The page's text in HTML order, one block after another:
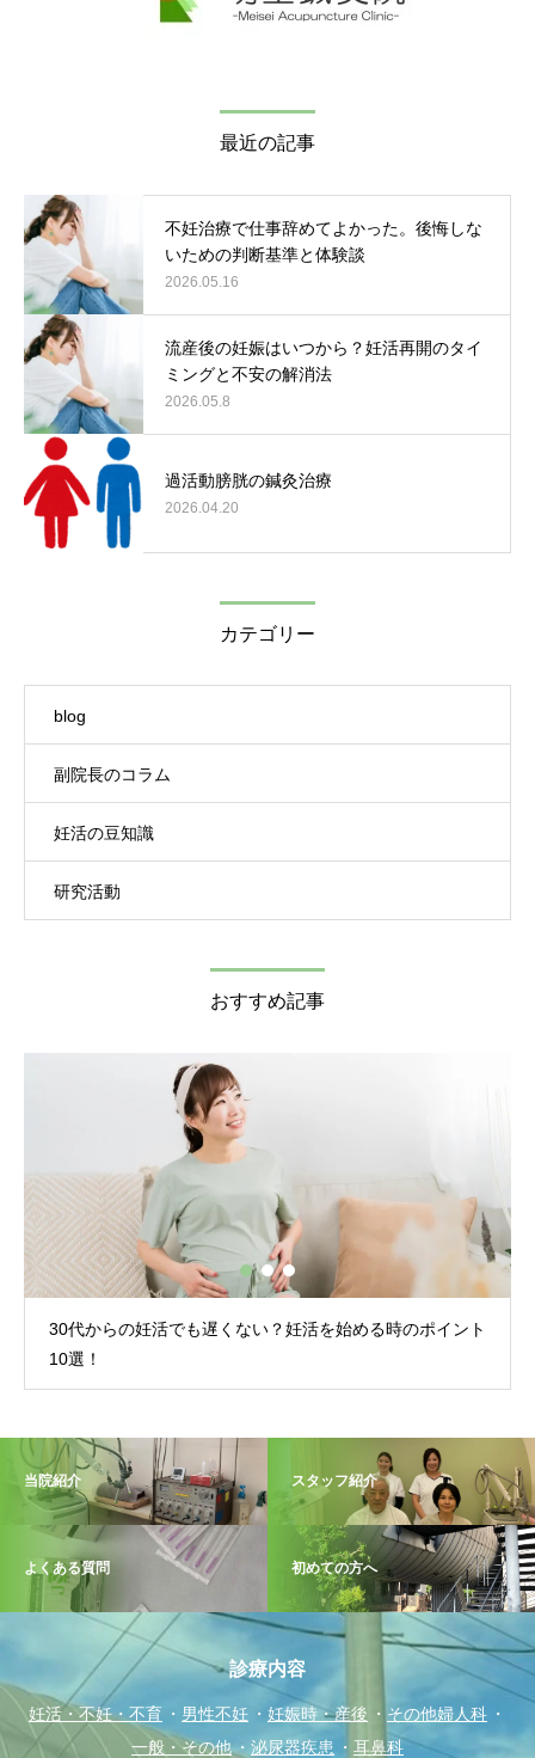
最近の記事
不妊治療で仕事辞めてよかった。後悔しな
いための判断基準と体験談
2026.05.16
流産後の妊娠はいつから？妊活再開のタイ
ミングと不安の解消法
2026.05.8
過活動膀胱の鍼灸治療
2026.04.20
カテゴリー
blog
副院長のコラム
妊活の豆知識
研究活動
おすすめ記事
30代からの妊活でも遅くない？妊活を始める時のポイント
10選！
当院紹介 スタッフ紹介
よくある質問 初めての方へ
診療内容
妊活・不妊・不育 男性不妊 妊娠時・産後
その他婦人科
一般・その他
泌尿器疾患 耳鼻科